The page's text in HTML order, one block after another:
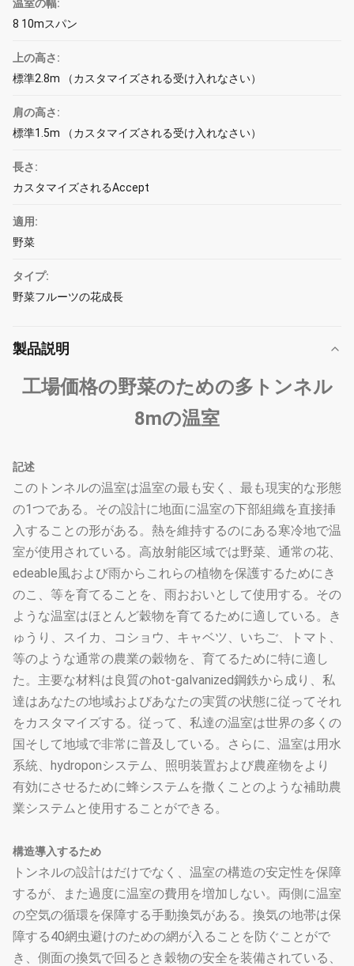
温室の幅:
8 10mスパン
上の高さ:
標準2.8m （カスタマイズされる受け入れなさい）
肩の高さ:
標準1.5m （カスタマイズされる受け入れなさい）
長さ:
カスタマイズされるAccept
適用:
野菜
タイプ:
野菜フルーツの花成長
製品説明
工場価格の野菜のための多トンネル
8mの温室
記述
このトンネルの温室は温室の最も安く、最も現実的な形態
の1つである。その設計に地面に温室の下部組織を直接挿
入することの形がある。熱を維持するのにある寒冷地で温
室が使用されている。高放射能区域では野菜、通常の花、
edeable風および雨からこれらの植物を保護するためにき
のこ、等を育てることを、雨おおいとして使用する。その
ような温室はほとんど穀物を育てるために適している。き
ゅうり、スイカ、コショウ、キャベツ、いちご、トマト、
等のような通常の農業の穀物を、育てるために特に適し
た。主要な材料は良質のhot-galvanized鋼鉄から成り、私
達はあなたの地域およびあなたの実質の状態に従ってそれ
をカスタマイズする。従って、私達の温室は世界の多くの
国そして地域で非常に普及している。さらに、温室は用水
系統、hydroponシステム、照明装置および農産物をより
有効にさせるために蜂システムを撒くことのような補助農
業システムと使用することができる。
構造導入するため
トンネルの設計はだけでなく、温室の構造の安定性を保障
するが、また過度に温室の費用を増加しない。両側に温室
の空気の循環を保障する手動換気がある。換気の地帯は保
障する40網虫避けのための網が入ることを防ぐことがで
き、側面の換気で回るとき穀物の安全を装備されている、